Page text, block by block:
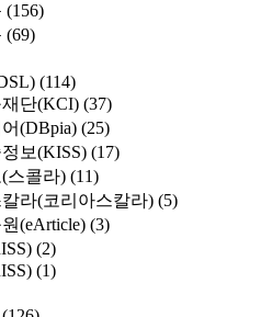
(156)
(69)
(114)
단(KCI) (37)
(DBpia) (25)
보(KISS) (17)
스콜라) (11)
라(코리아스칼라) (5)
(eArticle) (3)
(2)
(1)